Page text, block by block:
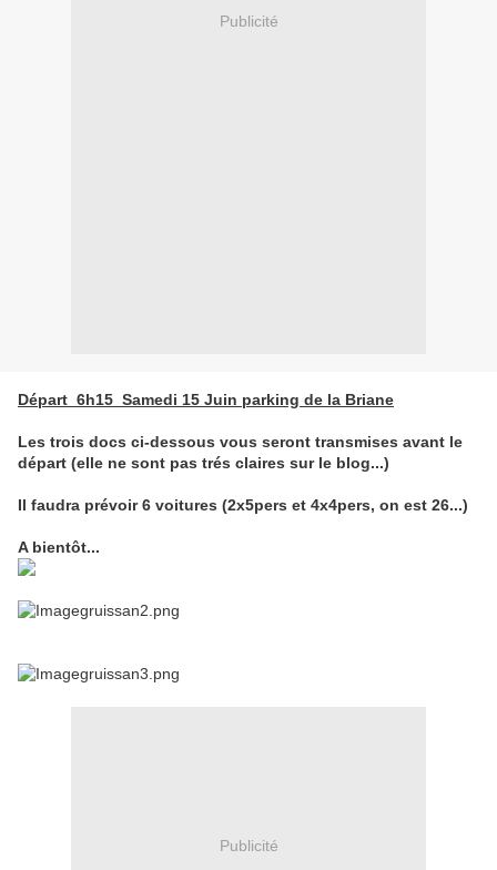
Publicité
Départ 6h15 Samedi 15 Juin parking de la Briane
Les trois docs ci-dessous vous seront transmises avant le
départ (elle ne sont pas trés claires sur le blog...)
Il faudra prévoir 6 voitures (2x5pers et 4x4pers, on est 26...)
A bientôt...
Publicité